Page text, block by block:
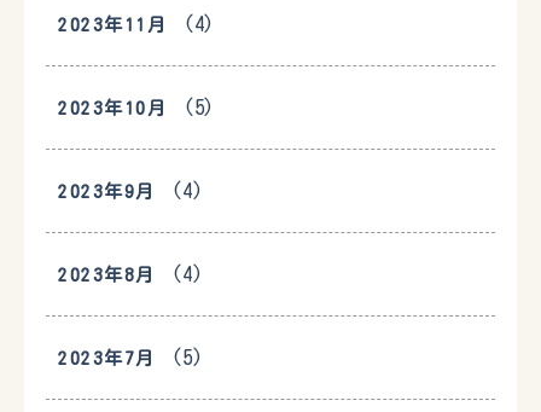
2023年11月 (4)
2023年10月 (5)
2023年9月 (4)
2023年8月 (4)
2023年7月 (5)